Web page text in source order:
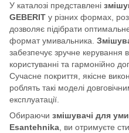
У каталозі представлені
GEBERIT у різних формах,
дозволяє підібрати
формат умивальника.
забезпечує зручне
користуванні та гармонійно
Сучасне покриття, якісне
роблять такі моделі
експлуатації.
Обираючи змішувачі для
Esantehnika , ви отримуєте